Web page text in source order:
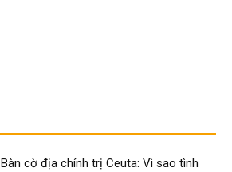
Bàn cờ địa chính trị Ceuta: Vì sao tình